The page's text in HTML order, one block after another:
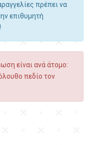
πρέπει να
επιθυμητή
είναι ανά άτομο:
πεδίο τον